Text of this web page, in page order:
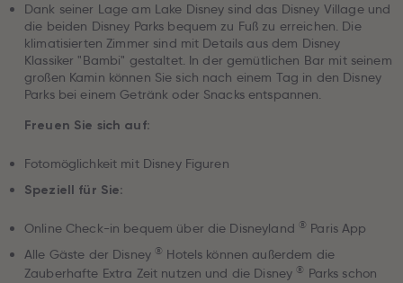
Dank seiner Lage am Lake Disney sind das Disney Village und
die beiden Disney Parks bequem zu Fuß zu erreichen. Die
klimatisierten Zimmer sind mit Details aus dem Disney
Klassiker "Bambi" gestaltet. In der gemütlichen Bar mit seinem
großen Kamin können Sie sich nach einem Tag in den Disney
Parks bei einem Getränk oder Snacks entspannen.
Freuen Sie sich auf:
Fotomöglichkeit mit Disney Figuren
Speziell für Sie:
Online Check-in bequem über die Disneyland ® Paris App
Alle Gäste der Disney ® Hotels können außerdem die
Zauberhafte Extra Zeit nutzen und die Disney ®
Parks schon